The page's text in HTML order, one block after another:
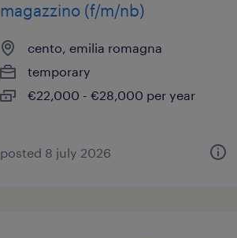
magazzino (f/m/nb)
cento, emilia romagna
temporary
€22,000 - €28,000 per year
posted 8 july 2026